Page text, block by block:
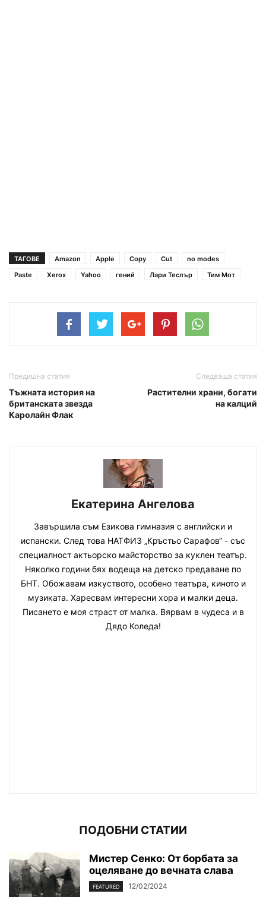
ТАГОВЕ Amazon Apple Copy Cut
no modes
Paste
Xerox Yahoo гений Лари Теслър Тим Мот
Предишна статия
Тъжната история на
британската звезда
Каролайн Флак
Следваща статия
Растителни храни, богати
на калций
Екатерина Ангелова
Завършила съм Езикова гимназия с английски и
испански. След това НАТФИЗ „Кръстьо Сарафов“ - със
специалност актьорско майсторство за куклен театър.
Няколко години бях водеща на детско предаване по
БНТ. Обожавам изкуството, особено театъра, киното и
музиката. Харесвам интересни хора и малки деца.
Писането е моя страст от малка. Вярвам в чудеса и в
Дядо Коледа!
ПОДОБНИ СТАТИИ
Мистер Сенко: От борбата за
оцеляване до вечната слава
FEATURED 12/02/2024